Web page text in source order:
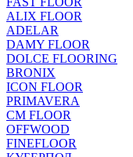
ALIX FLOOR
ADELAR
DAMY FLOOR
DOLCE FLOORING
BRONIX
ICON FLOOR
PRIMAVERA
CM FLOOR
OFFWOOD
FINEFLOOR